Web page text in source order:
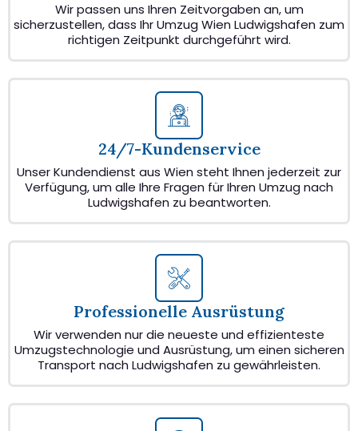
Wir passen uns Ihren Zeitvorgaben an, um
sicherzustellen, dass Ihr Umzug Wien Ludwigshafen zum
richtigen Zeitpunkt durchgeführt wird.
24/7-Kundenservice
Unser Kundendienst aus Wien steht Ihnen jederzeit zur
Verfügung, um alle Ihre Fragen für Ihren Umzug nach
Ludwigshafen zu beantworten.
Professionelle Ausrüstung
Wir verwenden nur die neueste und effizienteste
Umzugstechnologie und Ausrüstung, um einen sicheren
Transport nach Ludwigshafen zu gewährleisten.